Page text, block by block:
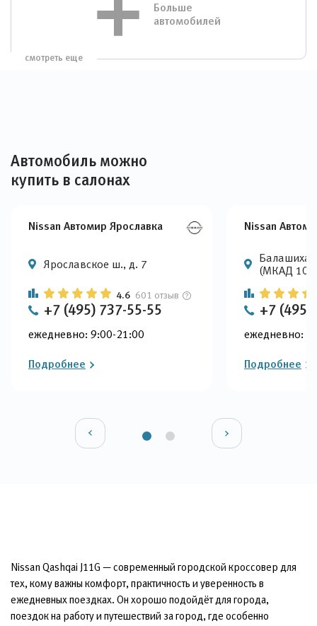
Больше
автомобилей
смотреть еще
Автомобиль можно
купить в салонах
Nissan Автомир Ярославка
Ярославское ш., д. 7
4.6 601 отзыв
+7 (495) 737-55-55
ежедневно: 9:00-21:00
Подробнее
Nissan
Балашиха,
(МКАД 105
+7 (495)
ежедневно:
Подробнее
Nissan Qashqai J11G — современный городской кроссовер для
тех, кому важны комфорт, практичность и уверенность в
ежедневных поездках. Он хорошо подойдёт для города,
поездок на работу и путешествий за город, где особенно